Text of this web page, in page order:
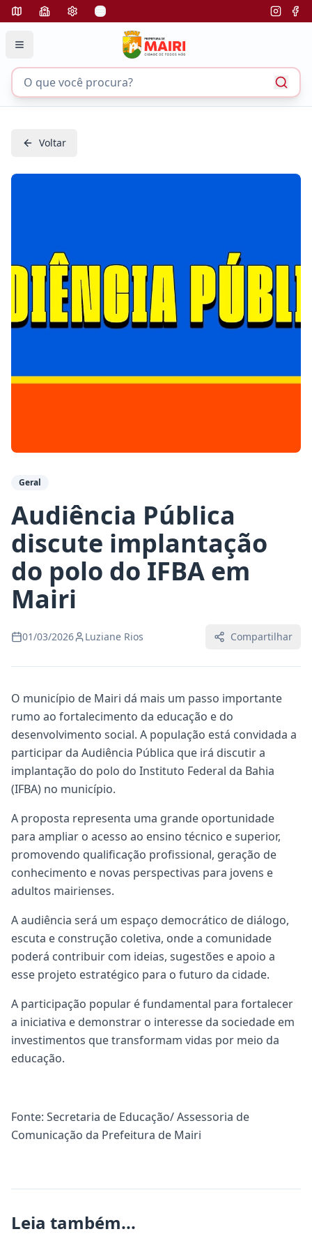
Voltar
Geral
Audiência Pública
discute implantação
do polo do IFBA em
Mairi
01/03/2026 Luziane Rios Compartilhar
O município de Mairi dá mais um passo importante
rumo ao fortalecimento da educação e do
desenvolvimento social. A população está convidada a
participar da Audiência Pública que irá discutir a
implantação do polo do Instituto Federal da Bahia
(IFBA) no município.
A proposta representa uma grande oportunidade
para ampliar o acesso ao ensino técnico e superior,
promovendo qualificação profissional, geração de
conhecimento e novas perspectivas para jovens e
adultos mairienses.
A audiência será um espaço democrático de diálogo,
escuta e construção coletiva, onde a comunidade
poderá contribuir com ideias, sugestões e apoio a
esse projeto estratégico para o futuro da cidade.
A participação popular é fundamental para fortalecer
a iniciativa e demonstrar o interesse da sociedade em
investimentos que transformam vidas por meio da
educação.
Fonte: Secretaria de Educação/ Assessoria de
Comunicação da Prefeitura de Mairi
Leia também...